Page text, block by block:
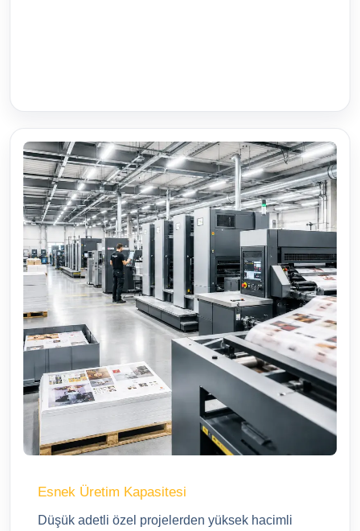
Esnek Üretim Kapasitesi
Düşük adetli özel projelerden yüksek hacimli